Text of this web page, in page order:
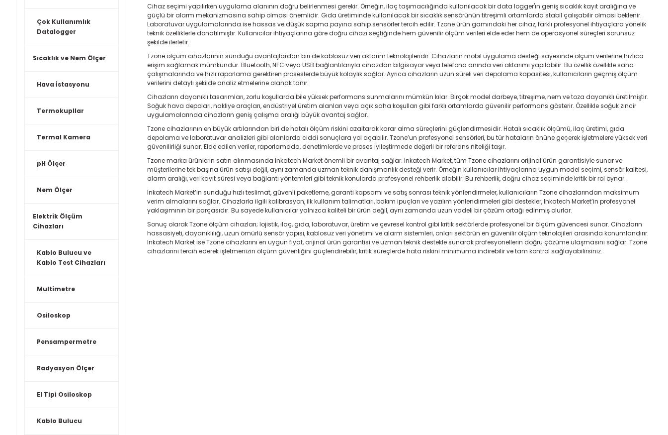
Çok Kullanımlık
Datalogger
Sıcaklık ve Nem Ölçer
Hava İstasyonu
Termokupllar
Termal Kamera
pH Ölçer
Nem Ölçer
Elektrik Ölçüm
Cihazları
Kablo Bulucu ve
Kablo Test Cihazları
Multimetre
Osiloskop
Pensampermetre
Radyasyon Ölçer
El Tipi Osiloskop
Kablo Bulucu
Cihaz seçimi yapılırken uygulama alanının doğru belirlenmesi gerekir. Örneğin, ilaç taşımacılığında kullanılacak bir data logger'ın geniş sıcaklık kayıt aralığına ve
güçlü bir alarm mekanizmasına sahip olması önemlidir. Gıda üretiminde kullanılacak bir sıcaklık sensörünün titreşimli ortamlarda stabil çalışabilir olması beklenir.
Laboratuvar uygulamalarında ise hassas ve düşük sapma payına sahip sensörler tercih edilir. Tzone ürün gamındaki her cihaz, farklı profesyonel ihtiyaçlara yönelik
teknik özelliklerle donatılmıştır. Kullanıcılar ihtiyaçlarına göre doğru cihazı seçtiğinde hem güvenilir ölçüm verileri elde eder hem de operasyonel süreçleri sorunsuz
şekilde ilerletir.
Tzone ölçüm cihazlarının sunduğu avantajlardan biri de kablosuz veri aktarım teknolojileridir. Cihazların mobil uygulama desteği sayesinde ölçüm verilerine hızlıca
erişim sağlamak mümkündür. Bluetooth, NFC veya USB bağlantılarıyla cihazdan bilgisayar veya telefona anında veri aktarımı yapılabilir. Bu özellik özellikle saha
çalışmalarında ve hızlı raporlama gerektiren proseslerde büyük kolaylık sağlar. Ayrıca cihazların uzun süreli veri depolama kapasitesi, kullanıcıların geçmiş ölçüm
verilerini detaylı şekilde analiz etmelerine olanak tanır.
Cihazların dayanıklı tasarımları, zorlu koşullarda bile yüksek performans sunmalarını mümkün kılar. Birçok model darbeye, titreşime, nem ve toza dayanıklı üretilmiştir.
Soğuk hava depoları, nakliye araçları, endüstriyel üretim alanları veya açık saha koşulları gibi farklı ortamlarda güvenilir performans gösterir. Özellikle soğuk zincir
uygulamalarında cihazların geniş çalışma aralığı büyük avantaj sağlar.
Tzone cihazlarının en büyük artılarından biri de hatalı ölçüm riskini azaltarak karar alma süreçlerini güçlendirmesidir. Hatalı sıcaklık ölçümü, ilaç üretimi, gıda
depolama ve laboratuvar analizleri gibi alanlarda ciddi sonuçlara yol açabilir. Tzone’un profesyonel sensörleri, bu tür hataların önüne geçerek işletmelere yüksek veri
güvenilirliği sunar. Elde edilen veriler, raporlamada, denetimlerde ve proses iyileştirmede değerli bir referans niteliği taşır.
Tzone marka ürünlerin satın alınmasında Inkatech Market önemli bir avantaj sağlar. Inkatech Market, tüm Tzone cihazlarını orijinal ürün garantisiyle sunar ve
müşterilerine tek başına ürün satışı değil, aynı zamanda uzman teknik danışmanlık desteği verir. Örneğin kullanıcılar ihtiyaçlarına uygun model seçimi, sensör kalitesi,
alarm aralığı, veri kayıt süresi veya bağlantı yöntemleri gibi teknik konularda profesyonel rehberlik alabilir. Bu rehberlik, doğru cihaz seçiminde kritik bir rol oynar.
Inkatech Market’in sunduğu hızlı teslimat, güvenli paketleme, garanti kapsamı ve satış sonrası teknik yönlendirmeler, kullanıcıların Tzone cihazlarından maksimum
verim almalarını sağlar. Cihazlarla ilgili kalibrasyon, ilk kullanım talimatları, bakım ipuçları ve yazılım yönlendirmeleri gibi destekler, Inkatech Market’in profesyonel
yaklaşımının bir parçasıdır. Bu sayede kullanıcılar yalnızca kaliteli bir ürün değil, aynı zamanda uzun vadeli bir çözüm ortağı edinmiş olurlar.
Sonuç olarak Tzone ölçüm cihazları; lojistik, ilaç, gıda, laboratuvar, üretim ve çevresel kontrol gibi kritik sektörlerde profesyonel bir ölçüm güvencesi sunar. Cihazların
hassasiyeti, dayanıklılığı, uzun ömürlü sensör yapısı, kablosuz veri yönetimi ve alarm sistemleri, onları sektörün en güvenilir ölçüm teknolojileri arasında konumlandırır.
Inkatech Market ise Tzone cihazlarını en uygun fiyat, orijinal ürün garantisi ve uzman teknik destekle sunarak profesyonellerin doğru çözüme ulaşmasını sağlar. Tzone
cihazlarını tercih ederek işletmenizin ölçüm güvenliğini güçlendirebilir, kritik süreçlerde hata riskini minimuma indirebilir ve tam kontrol sağlayabilirsiniz.